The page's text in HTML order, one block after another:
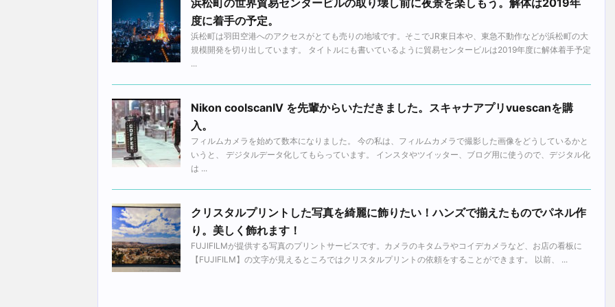
度に着手の予定。
浜松町は羽田空港へのアクセスがとても売りの地域です。そこでJR東日本や、東急不動作などが浜松町の大
規模開発を切り出しています。 タイトルにも書いているように貿易センタービルは2019年度に解体着手予定
...
Nikon coolscanIV を先輩からいただきました。スキャナアプリvuescanを購
入。
フィルムカメラを始めて数本になりました。 今の私は、フィルムカメラで撮影した画像をどうしているかと
いうと、 デジタルデータ化してもらっています。 インスタやツイッター、ブログ用に使うので、デジタル化
は ...
クリスタルプリントした写真を綺麗に飾りたい！ハンズで揃えたものでパネル作
り。美しく飾れます！
FUJIFILMが提供する写真のプリントサービスです。カメラのキタムラやコイデカメラなど、お店の看板に
【FUJIFILM】の文字が見えるところではクリスタルプリントの依頼をすることができます。 以前、 ...